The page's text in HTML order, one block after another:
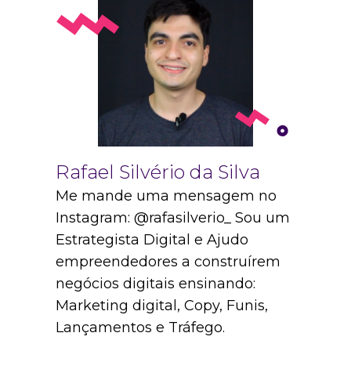
Rafael Silvério da Silva
Me mande uma mensagem no
Instagram: @rafasilverio_ Sou um
Estrategista Digital e Ajudo
empreendedores a construírem
negócios digitais ensinando:
Marketing digital, Copy, Funis,
Lançamentos e Tráfego.